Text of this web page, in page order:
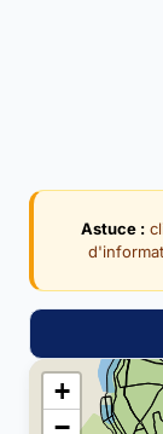
Astuce :
+
−